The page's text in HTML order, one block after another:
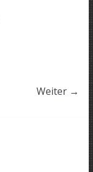
Weiter →